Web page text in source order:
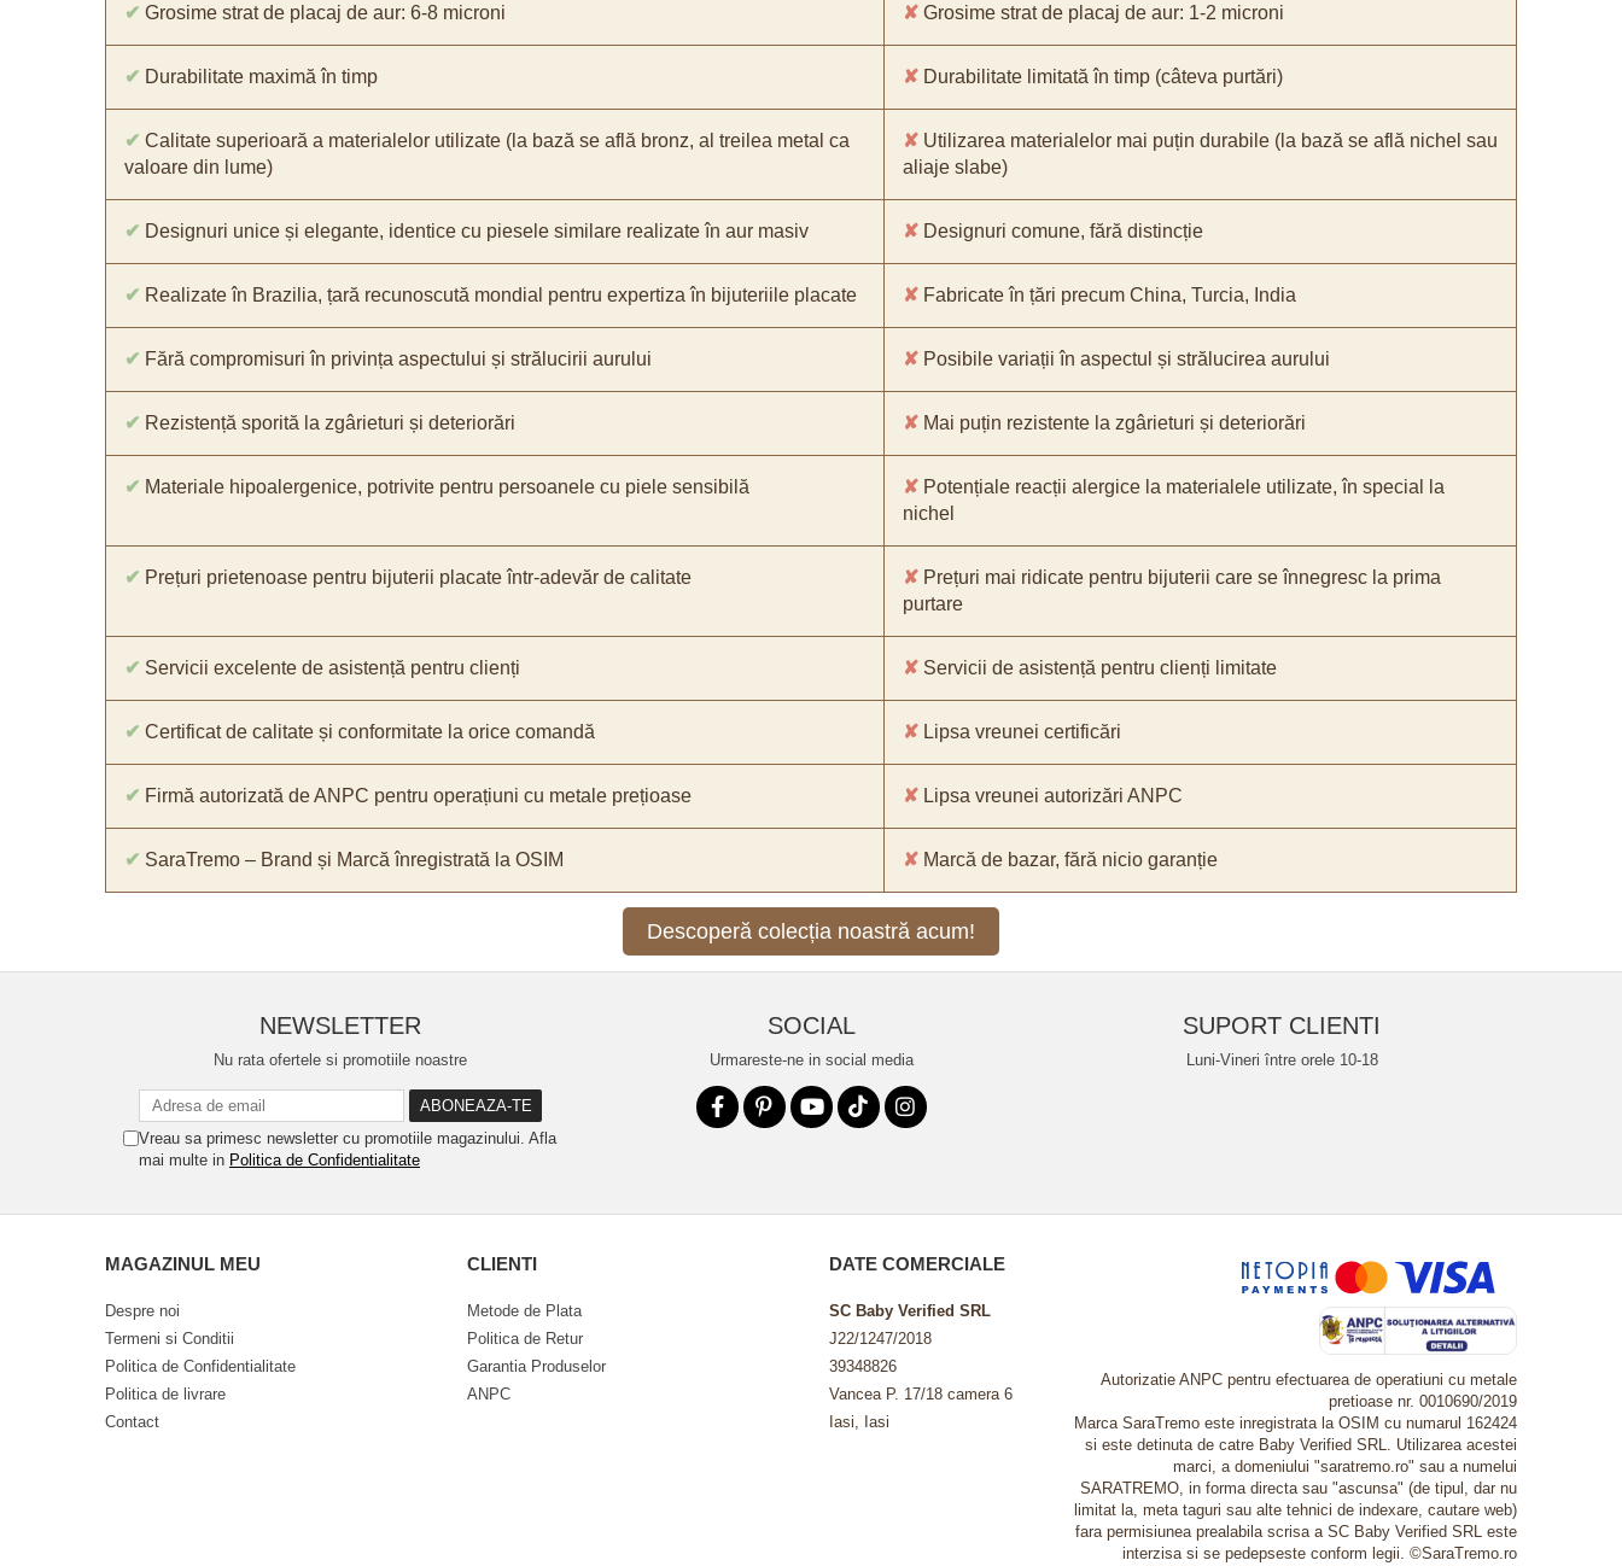
✔ Grosime strat de placaj de aur: 6-8 microni ✘ Grosime strat de placaj de aur: 1-2 microni
✔ Durabilitate maximă în timp ✘ Durabilitate limitată în timp (câteva purtări)
✔ Calitate superioară a materialelor utilizate (la bază se află bronz, al treilea metal ca
valoare din lume)
✘ Utilizarea materialelor mai puțin durabile (la bază se află nichel sau
aliaje slabe)
✔ Designuri unice și elegante, identice cu piesele similare realizate în aur masiv ✘ Designuri comune, fără distincție
✔ Realizate în Brazilia, țară recunoscută mondial pentru expertiza în bijuteriile placate ✘ Fabricate în țări precum China, Turcia, India
✔ Fără compromisuri în privința aspectului și strălucirii aurului ✘ Posibile variații în aspectul și strălucirea aurului
✔ Rezistență sporită la zgârieturi și deteriorări ✘ Mai puțin rezistente la zgârieturi și deteriorări
✔ Materiale hipoalergenice, potrivite pentru persoanele cu piele sensibilă ✘ Potențiale reacții alergice la materialele utilizate, în special la
nichel
✔ Prețuri prietenoase pentru bijuterii placate într-adevăr de calitate ✘ Prețuri mai ridicate pentru bijuterii care se înnegresc la prima
purtare
✔ Servicii excelente de asistență pentru clienți ✘ Servicii de asistență pentru clienți limitate
✔ Certificat de calitate și conformitate la orice comandă ✘ Lipsa vreunei certificări
✔ Firmă autorizată de ANPC pentru operațiuni cu metale prețioase ✘ Lipsa vreunei autorizări ANPC
✔ SaraTremo – Brand și Marcă înregistrată la OSIM ✘ Marcă de bazar, fără nicio garanție
Descoperă colecția noastră acum!
NEWSLETTER
Nu rata ofertele si promotiile noastre
Vreau sa primesc newsletter cu promotiile magazinului. Afla
mai multe in Politica de Confidentialitate
SOCIAL
Urmareste-ne in social media
SUPORT CLIENTI
Luni-Vineri între orele 10-18
MAGAZINUL MEU
Despre noi
Termeni si Conditii
Politica de Confidentialitate
Politica de livrare
Contact
CLIENTI
Metode de Plata
Politica de Retur
Garantia Produselor
ANPC
DATE COMERCIALE
SC Baby Verified SRL
J22/1247/2018
39348826
Vancea P. 17/18 camera 6
Iasi, Iasi
Autorizatie ANPC pentru efectuarea de operatiuni cu metale
pretioase nr. 0010690/2019
Marca SaraTremo este inregistrata la OSIM cu numarul 162424
si este detinuta de catre Baby Verified SRL. Utilizarea acestei
marci, a domeniului "saratremo.ro" sau a numelui
SARATREMO, in forma directa sau "ascunsa" (de tipul, dar nu
limitat la, meta taguri sau alte tehnici de indexare, cautare web)
fara permisiunea prealabila scrisa a SC Baby Verified SRL este
interzisa si se pedepseste conform legii. ©SaraTremo.ro